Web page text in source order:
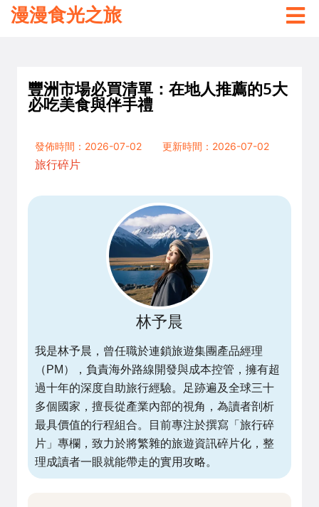
漫漫食光之旅
豐洲市場必買清單：在地人推薦的5大
必吃美食與伴手禮
發佈時間：2026-07-02
更新時間：2026-07-02
旅行碎片
林予晨
我是林予晨，曾任職於連鎖旅遊集團產品經理
（PM），負責海外路線開發與成本控管，擁有超
過十年的深度自助旅行經驗。足跡遍及全球三十
多個國家，擅長從產業內部的視角，為讀者剖析
最具價值的行程組合。目前專注於撰寫「旅行碎
片」專欄，致力於將繁雜的旅遊資訊碎片化，整
理成讀者一眼就能帶走的實用攻略。